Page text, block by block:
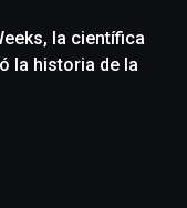
la científica
la historia de la